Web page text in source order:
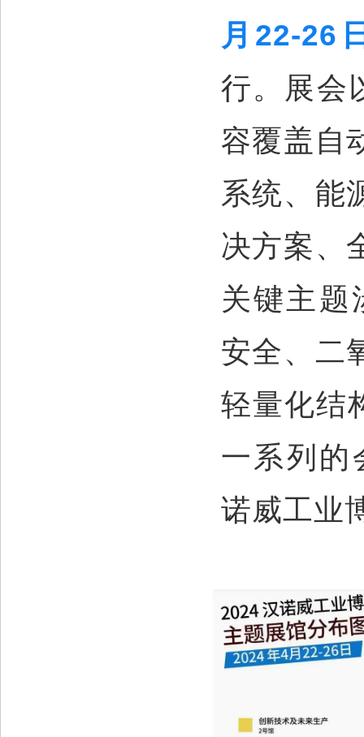
月22-26
行。展会
容覆盖自
系统、能
决方案、
关键主题
安全、二
轻量化结
一系列的
诺威工业